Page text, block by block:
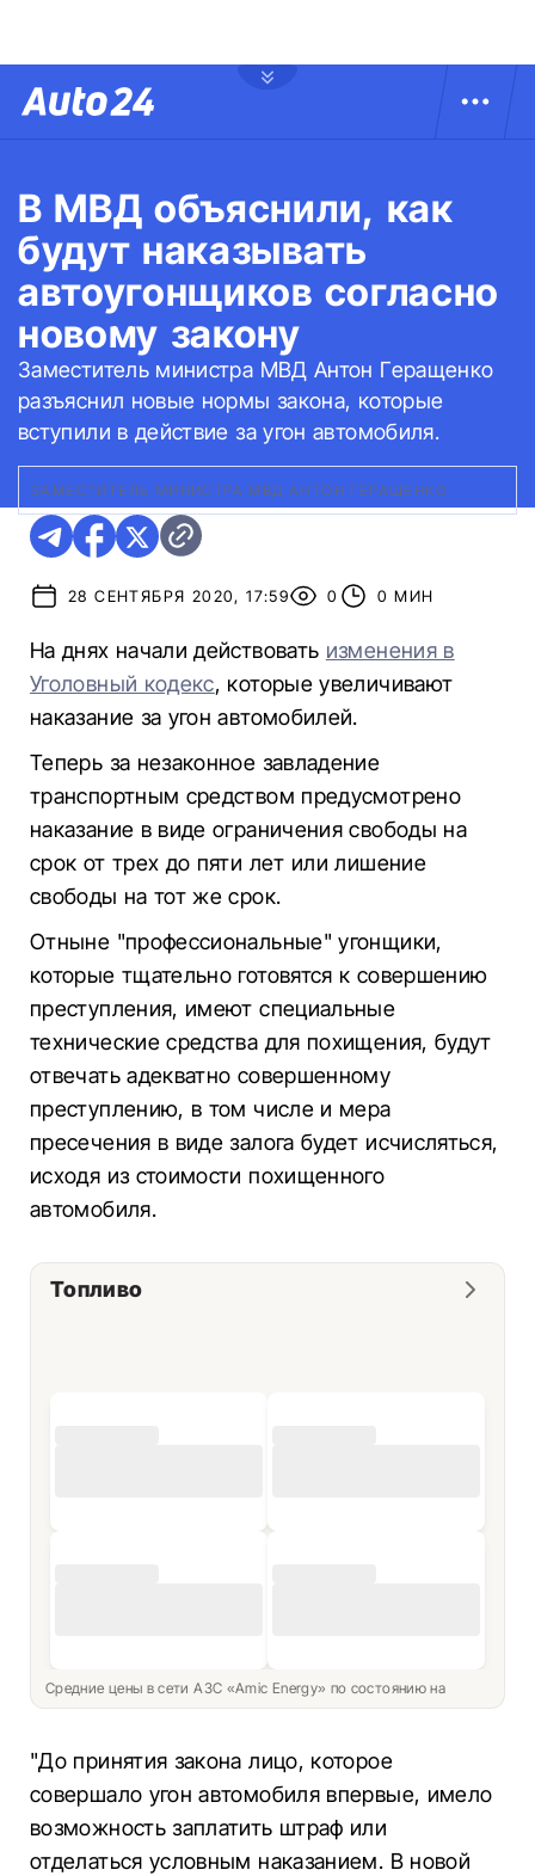
В МВД объяснили, как
будут наказывать
автоугонщиков согласно
новому закону
Заместитель министра МВД Антон Геращенко
разъяснил новые нормы закона, которые
вступили в действие за угон автомобиля.
ЗАМЕСТИТЕЛЬ МИНИСТРА МВД АНТОН ГЕРАЩЕНКО
28 СЕНТЯБРЯ 2020, 17:59 0 0 МИН
На днях начали действовать изменения в
Уголовный кодекс, которые увеличивают
наказание за угон автомобилей.
Теперь за незаконное завладение
транспортным средством предусмотрено
наказание в виде ограничения свободы на
срок от трех до пяти лет или лишение
свободы на тот же срок.
Отныне "профессиональные" угонщики,
которые тщательно готовятся к совершению
преступления, имеют специальные
технические средства для похищения, будут
отвечать адекватно совершенному
преступлению, в том числе и мера
пресечения в виде залога будет исчисляться,
исходя из стоимости похищенного
автомобиля.
Топливо
Средние цены в сети АЗС «Amic Energy» по состоянию на
"До принятия закона лицо, которое
совершало угон автомобиля впервые, имело
возможность заплатить штраф или
отделаться условным наказанием. В новой